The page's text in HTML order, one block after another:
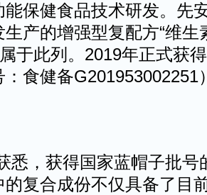
能保健食品技术研发。先
生产的增强型复配方“维
于此列。 2019年正式获得
：食健备G201953002251
悉，获得国家蓝帽子批号
的复合成份不仅具备了目